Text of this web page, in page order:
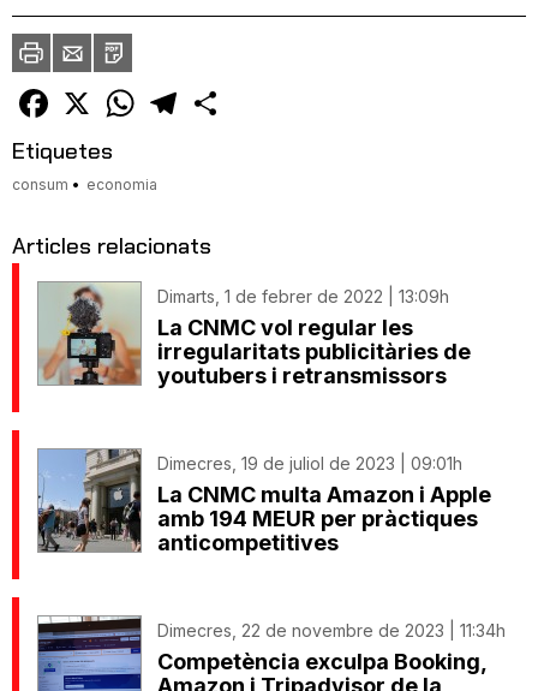
ImprimirEnvia
un
amic
PDF
Facebook
X WhatsAppTelegram
Etiquetes
consum economia
Articles relacionats
Dimarts, 1 de febrer de 2022 | 13:09h
La CNMC vol regular les
irregularitats publicitàries de
youtubers i retransmissors
Dimecres, 19 de juliol de 2023 | 09:01h
La CNMC multa Amazon i Apple
amb 194 MEUR per pràctiques
anticompetitives
Dimecres, 22 de novembre de 2023 | 11:34h
Competència exculpa Booking,
Amazon i Tripadvisor de la